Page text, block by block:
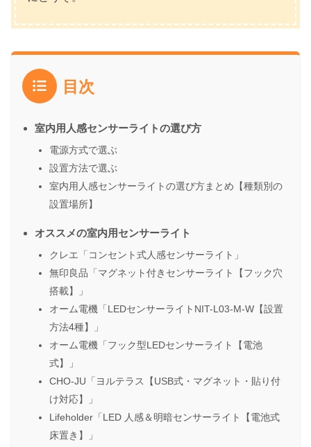
目次
室内用人感センサーライトの選び方
電源方式で選ぶ
設置方法で選ぶ
室内用人感センサーライトの選び方まとめ【種類別の
設置場所】
オススメの室内用センサーライト
クレエ「コンセント式人感センサーライト」
無印良品「マグネット付きセンサーライト【フック穴
搭載】」
オーム電機「LEDセンサーライトNIT-L03-M-W【設置
方法4種】」
オーム電機「フック型LEDセンサーライト【電池
式】」
CHO-JU「ヨルテラス【USB式・マグネット・貼り付
け対応】」
Lifeholder「LED 人感＆明暗センサーライト【電池式
床置き】」